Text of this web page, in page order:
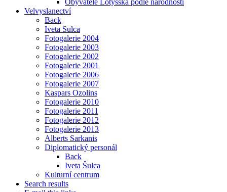
Obyvatelé Lotyšska podle národnosti
Velvyslanectví
Back
Iveta Sulca
Fotogalerie 2004
Fotogalerie 2003
Fotogalerie 2002
Fotogalerie 2001
Fotogalerie 2006
Fotogalerie 2007
Kaspars Ozolins
Fotogalerie 2010
Fotogalerie 2011
Fotogalerie 2012
Fotogalerie 2013
Alberts Sarkanis
Diplomatický personál
Back
Iveta Šulca
Kulturní centrum
Search results